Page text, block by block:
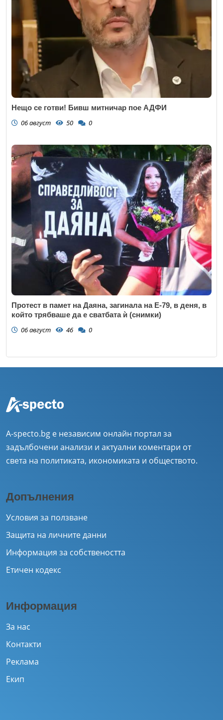
Нещо се готви! Бивш митничар пое АДФИ
06 август 50 0
Протест в памет на Даяна, загинала на Е-79, в деня, в
който трябваше да е сватбата ѝ (снимки)
06 август 46 0
A-specto.bg е независим онлайн портал за
задълбочени анализи и актуални коментари от
света на политиката, икономиката и обществото.
Допълнения
Условия за ползване
Защита на личните данни
Информация за собствеността
Етичен кодекс
Информация
За нас
Контакти
Реклама
Екип